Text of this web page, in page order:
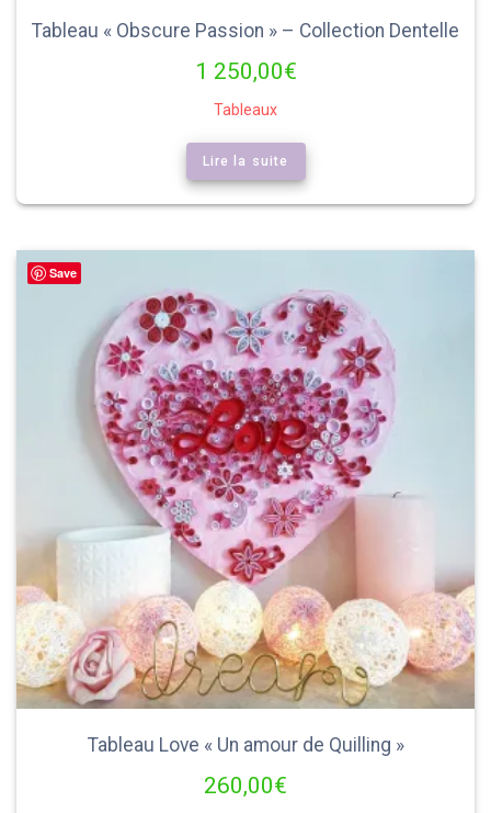
Tableau « Obscure Passion » – Collection Dentelle
1 250,00€
Tableaux
Lire la suite
Save
Tableau Love « Un amour de Quilling »
260,00€